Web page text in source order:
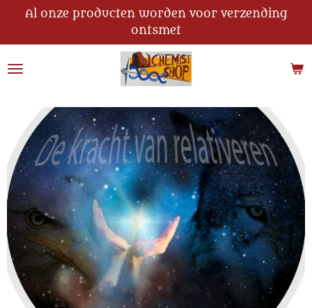
naar
de
Al onze producten worden voor verzending
ontsmet